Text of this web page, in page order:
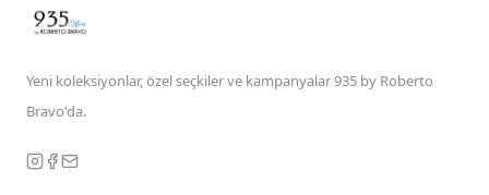
Yeni koleksiyonlar, özel seçkiler ve kampanyalar 935 by Roberto
Bravo'da.